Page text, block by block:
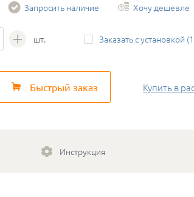
Запросить наличие Хочу дешевле
шт. Заказать с установкой
Быстрый заказ Купитьв
Инструкция